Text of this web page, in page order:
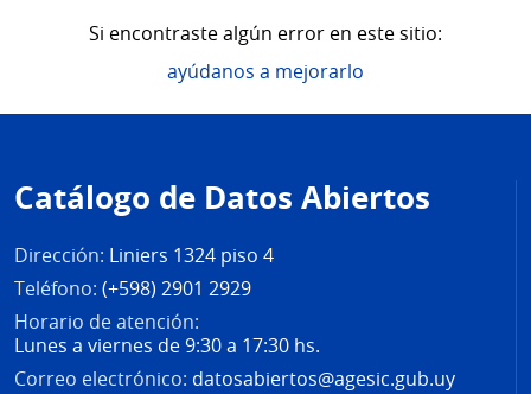
Si encontraste algún error en este sitio:
ayúdanos a mejorarlo
de
página
Catálogo de Datos Abiertos
Dirección: Liniers 1324 piso 4
Teléfono: (+598) 2901 2929
Horario de atención:
Lunes a viernes de 9:30 a 17:30 hs.
Correo electrónico: datosabiertos@agesic.gub.uy